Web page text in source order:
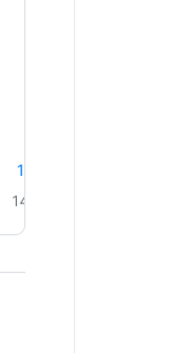
1% Pluie
14.0 km/h